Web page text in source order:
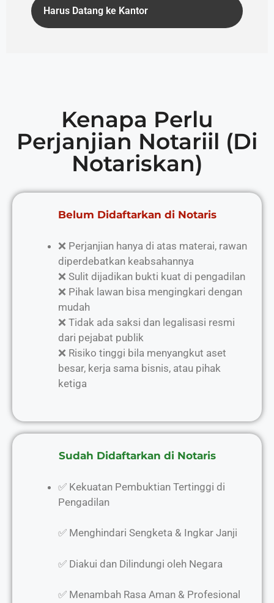
Harus Datang ke Kantor
Kenapa Perlu
Perjanjian Notariil (Di
Notariskan)
Belum Didaftarkan di Notaris
❌ Perjanjian hanya di atas materai, rawan
diperdebatkan keabsahannya
❌ Sulit dijadikan bukti kuat di pengadilan
❌ Pihak lawan bisa mengingkari dengan
mudah
❌ Tidak ada saksi dan legalisasi resmi
dari pejabat publik
❌ Risiko tinggi bila menyangkut aset
besar, kerja sama bisnis, atau pihak
ketiga
Sudah Didaftarkan di Notaris
✅ Kekuatan Pembuktian Tertinggi di
Pengadilan
✅ Menghindari Sengketa & Ingkar Janji
✅ Diakui dan Dilindungi oleh Negara
✅ Menambah Rasa Aman & Profesional